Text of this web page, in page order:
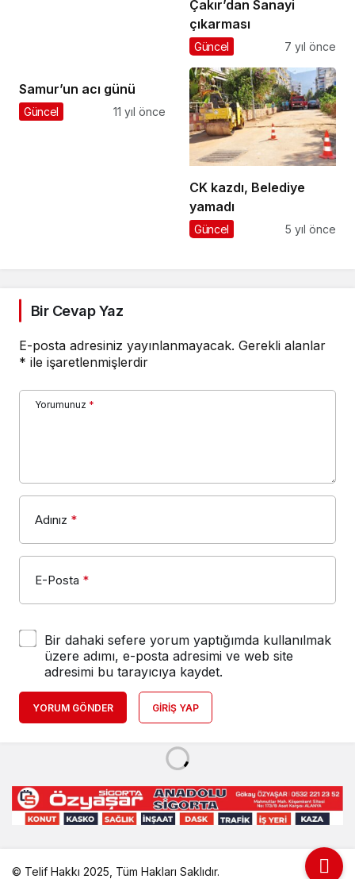
Çakır’dan Sanayi
çıkarması
Güncel 7 yıl önce
Samur’un acı günü
Güncel 11 yıl önce
CK kazdı, Belediye
yamadı
Güncel 5 yıl önce
Bir Cevap Yaz
E-posta adresiniz yayınlanmayacak. Gerekli alanlar
* ile işaretlenmişlerdir
Yorumunuz *
Adınız *
E-Posta *
Bir dahaki sefere yorum yaptığımda kullanılmak
üzere adımı, e-posta adresimi ve web site
adresimi bu tarayıcıya kaydet.
YORUM GÖNDER GIRIŞ YAP
© Telif Hakkı 2025, Tüm Hakları Saklıdır.